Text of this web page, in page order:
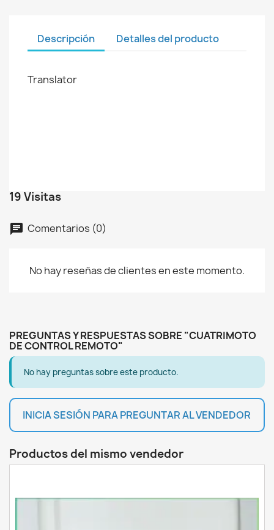
Descripción Detalles del producto
Translator
19 Visitas
chat Comentarios (0)
No hay reseñas de clientes en este momento.
PREGUNTAS Y RESPUESTAS SOBRE "CUATRIMOTO
DE CONTROL REMOTO"
No hay preguntas sobre este producto.
INICIA SESIÓN PARA PREGUNTAR AL VENDEDOR
Productos del mismo vendedor